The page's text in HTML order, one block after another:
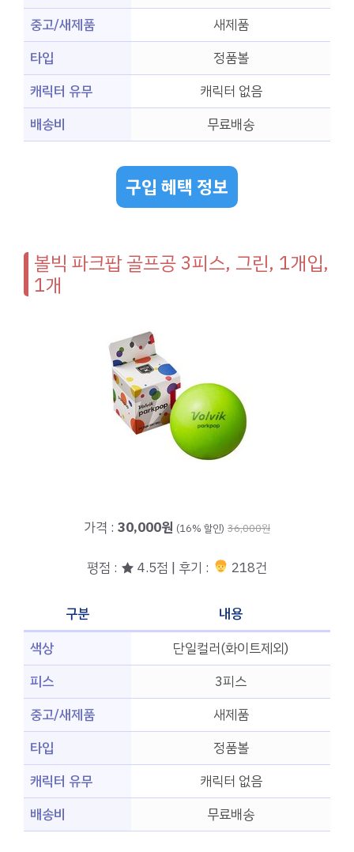
중고/새제품
새제품
타입
정품볼
캐릭터 유무
캐릭터 없음
배송비
무료배송
구입 혜택 정보
볼빅 파크팝 골프공 3피스, 그린, 1개입,
1개
가격 : 30,000원 (16% 할인) 36,000원
평점 : ★ 4.5점 | 후기 : 218건
구분
내용
색상
단일컬러(화이트제외)
피스
3피스
중고/새제품
새제품
타입
정품볼
캐릭터 유무
캐릭터 없음
배송비
무료배송